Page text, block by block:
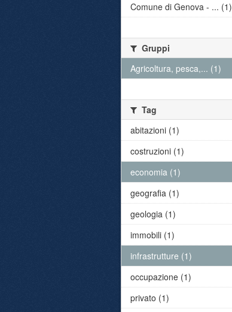
Comune di Genova - ... (1)
Gruppi
Agricoltura, pesca,... (1)
Tag
abitazioni (1)
costruzioni (1)
economia (1)
geografia (1)
geologia (1)
immobili (1)
infrastrutture (1)
occupazione (1)
privato (1)